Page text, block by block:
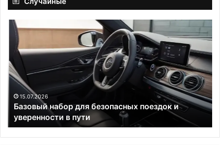
Базовый
набор
для
безопасных
поездок
и
уверенности
пути
15.07.2026
Базовый набор для безопасных поездок и
уверенности в пути
за